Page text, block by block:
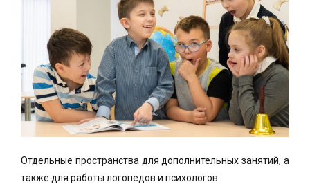
Отдельные пространства для дополнительных занятий, а
также для работы логопедов и психологов.